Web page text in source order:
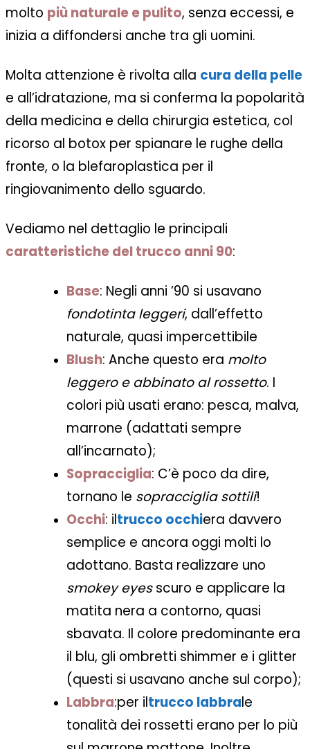
molto più naturale e pulito, senza eccessi, e
inizia a diffondersi anche tra gli uomini.
Molta attenzione è rivolta alla cura della pelle
e all’idratazione, ma si conferma la popolarità
della medicina e della chirurgia estetica, col
ricorso al botox per spianare le rughe della
fronte, o la blefaroplastica per il
ringiovanimento dello sguardo.
Vediamo nel dettaglio le principali
caratteristiche del trucco anni 90:
Base: Negli anni ’90 si usavano
fondotinta leggeri, dall’effetto
naturale, quasi impercettibile
Blush: Anche questo era molto
leggero e abbinato al rossetto. I
colori più usati erano: pesca, malva,
marrone (adattati sempre
all’incarnato);
Sopracciglia: C’è poco da dire,
tornano le sopracciglia sottili!
Occhi: iltrucco occhiera davvero
semplice e ancora oggi molti lo
adottano. Basta realizzare uno
smokey eyesscuro e applicare la
matita nera a contorno, quasi
sbavata. Il colore predominante era
il blu, gli ombretti shimmer e i glitter
(questi si usavano anche sul corpo);
Labbra:per iltrucco labbrale
tonalità dei rossetti erano per lo più